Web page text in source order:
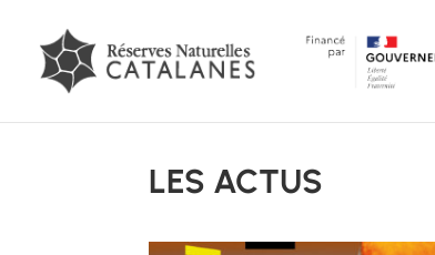
LES ACTUS